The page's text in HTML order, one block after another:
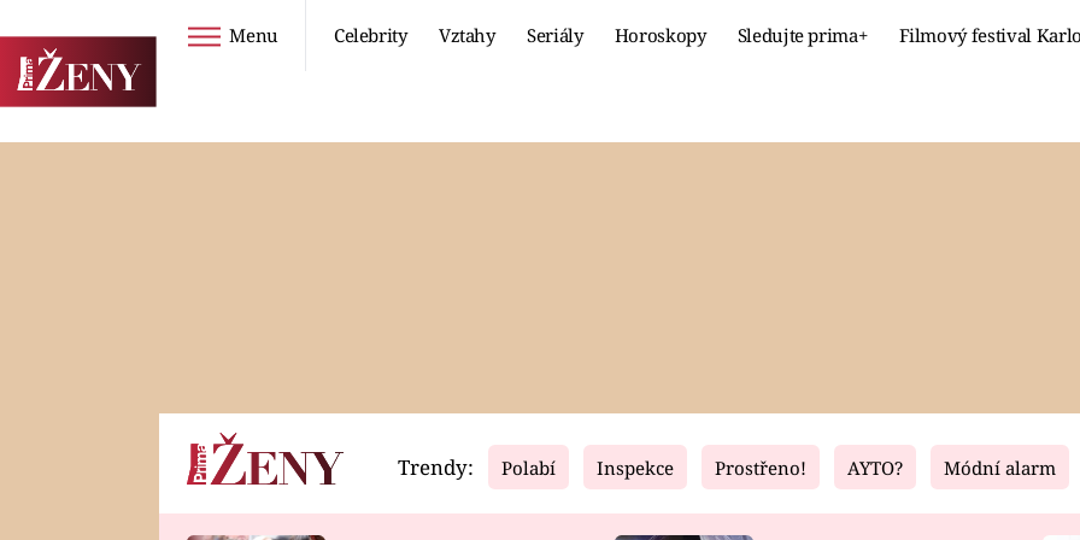
Menu Celebrity Vztahy Seriály Horoskopy Sledujte prima+ Filmový festival
Horoskopy Video Fresh Living
Trendy: Polabí Inspekce Prostřeno! AYTO? Módní alarm